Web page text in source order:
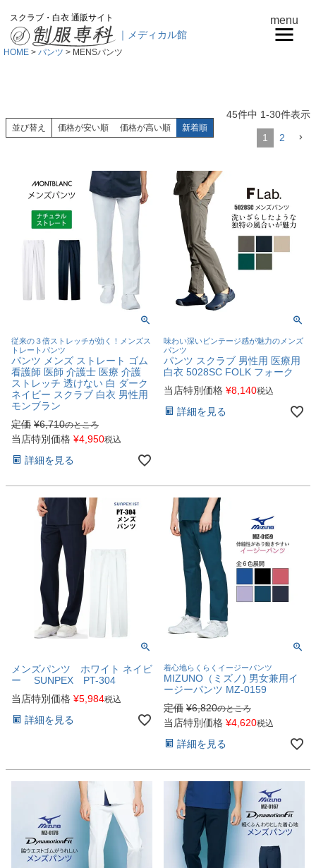
スクラブ・白衣 通販サイト
｜メディカル館
menu
HOME パンツ MENSパンツ
並び替え 価格が安い順 価格が高い順 新着順
45件中 1-30件表示
1 2
従来の３倍ストレッチが効く！メンズス
トレートパンツ
パンツ メンズ ストレート ゴム
看護師 医師 介護士 医療 介護
ストレッチ 透けない 白 ダーク
ネイビー スクラブ 白衣 男性用
モンブラン
定価 ¥6,710のところ
当店特別価格 ¥4,950税込
詳細を見る
味わい深いビンテージ感が魅力のメンズ
パンツ
パンツ スクラブ 男性用 医療用
白衣 5028SC FOLK フォーク
当店特別価格 ¥8,140税込
詳細を見る
メンズパンツ ホワイト ネイビ
ー SUNPEX PT-304
当店特別価格 ¥5,984税込
詳細を見る
着心地らくらくイージーパンツ
MIZUNO（ミズノ) 男女兼用イ
ージーパンツ MZ-0159
定価 ¥6,820のところ
当店特別価格 ¥4,620税込
詳細を見る